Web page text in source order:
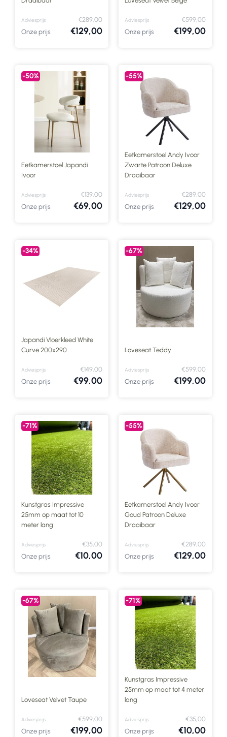
Adviesprijs
€289,00
Onze prijs
€129,00
Adviesprijs
€599,00
Onze prijs
€199,00
-50%
Eetkamerstoel Japandi
Ivoor
Adviesprijs
€139,00
Onze prijs
€69,00
-55%
Eetkamerstoel Andy Ivoor
Zwarte Patroon Deluxe
Draaibaar
Adviesprijs
€289,00
Onze prijs
€129,00
-34%
Japandi Vloerkleed White
Curve 200x290
Adviesprijs
€149,00
Onze prijs
€99,00
-67%
Loveseat Teddy
Adviesprijs
€599,00
Onze prijs
€199,00
-71%
Kunstgras Impressive
25mm op maat tot 10
meter lang
Adviesprijs
€35,00
Onze prijs
€10,00
-55%
Eetkamerstoel Andy Ivoor
Goud Patroon Deluxe
Draaibaar
Adviesprijs
€289,00
Onze prijs
€129,00
-67%
Loveseat Velvet Taupe
Adviesprijs
€599,00
Onze prijs
€199,00
-71%
Kunstgras Impressive
25mm op maat tot 4 meter
lang
Adviesprijs
€35,00
Onze prijs
€10,00